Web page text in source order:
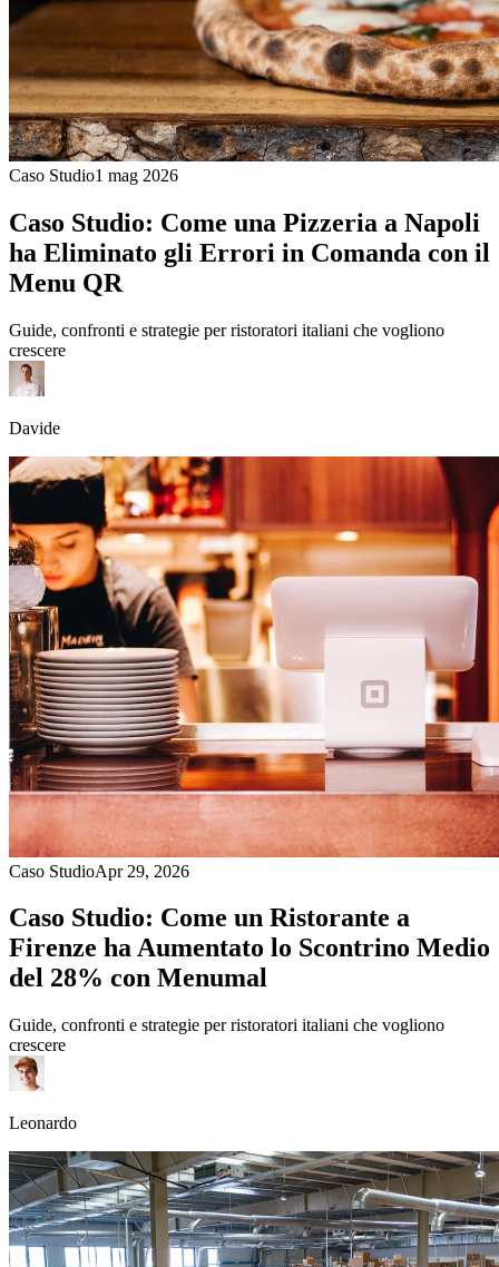
Caso Studio1 mag 2026
Caso Studio: Come una Pizzeria a Napoli
ha Eliminato gli Errori in Comanda con il
Menu QR
Guide, confronti e strategie per ristoratori italiani che vogliono
crescere
Davide
Caso StudioApr 29, 2026
Caso Studio: Come un Ristorante a
Firenze ha Aumentato lo Scontrino Medio
del 28% con Menumal
Guide, confronti e strategie per ristoratori italiani che vogliono
crescere
Leonardo